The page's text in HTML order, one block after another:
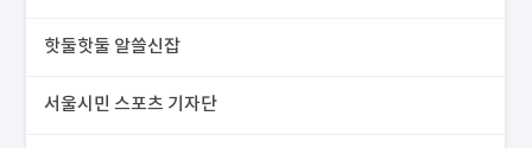
핫둘핫둘 알쓸신잡
서울시민 스포츠 기자단